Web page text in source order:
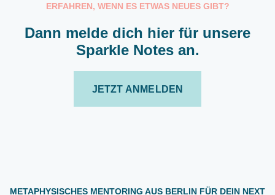
ERFAHREN, WENN ES ETWAS NEUES GIBT?
Dann melde dich hier für unsere
Sparkle Notes an.
JETZT ANMELDEN
METAPHYSISCHES MENTORING AUS BERLIN FÜR DEIN NEXT